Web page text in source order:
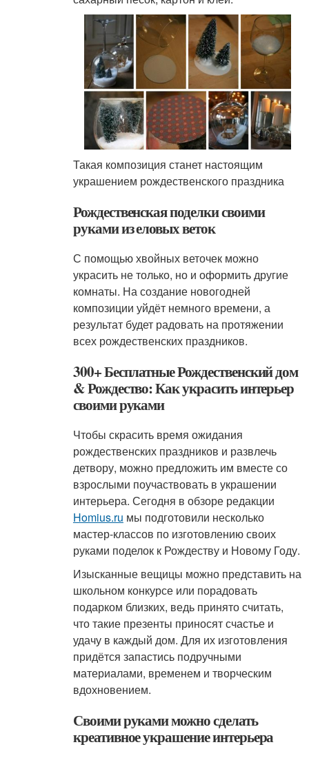
Такая композиция станет настоящим
украшением рождественского праздника
Рождественская поделки своими
руками из еловых веток
С помощью хвойных веточек можно
украсить не только, но и оформить другие
комнаты. На создание новогодней
композиции уйдёт немного времени, а
результат будет радовать на протяжении
всех рождественских праздников.
300+ Бесплатные Рождественский дом
& Рождество: Как украсить интерьер
своими руками
Чтобы скрасить время ожидания
рождественских праздников и развлечь
детвору, можно предложить им вместе со
взрослыми поучаствовать в украшении
интерьера. Сегодня в обзоре редакции
Homius.ru мы подготовили несколько
мастер-классов по изготовлению своих
руками поделок к Рождеству и Новому Году.
Изысканные вещицы можно представить на
школьном конкурсе или порадовать
подарком близких, ведь принято считать,
что такие презенты приносят счастье и
удачу в каждый дом. Для их изготовления
придётся запастись подручными
материалами, временем и творческим
вдохновением.
Своими руками можно сделать
креативное украшение интерьера